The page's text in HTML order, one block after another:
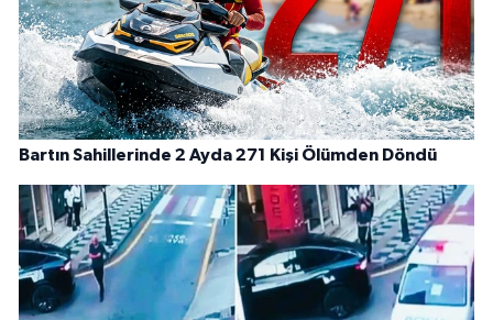
Bartın Sahillerinde 2 Ayda 271 Kişi Ölümden Döndü